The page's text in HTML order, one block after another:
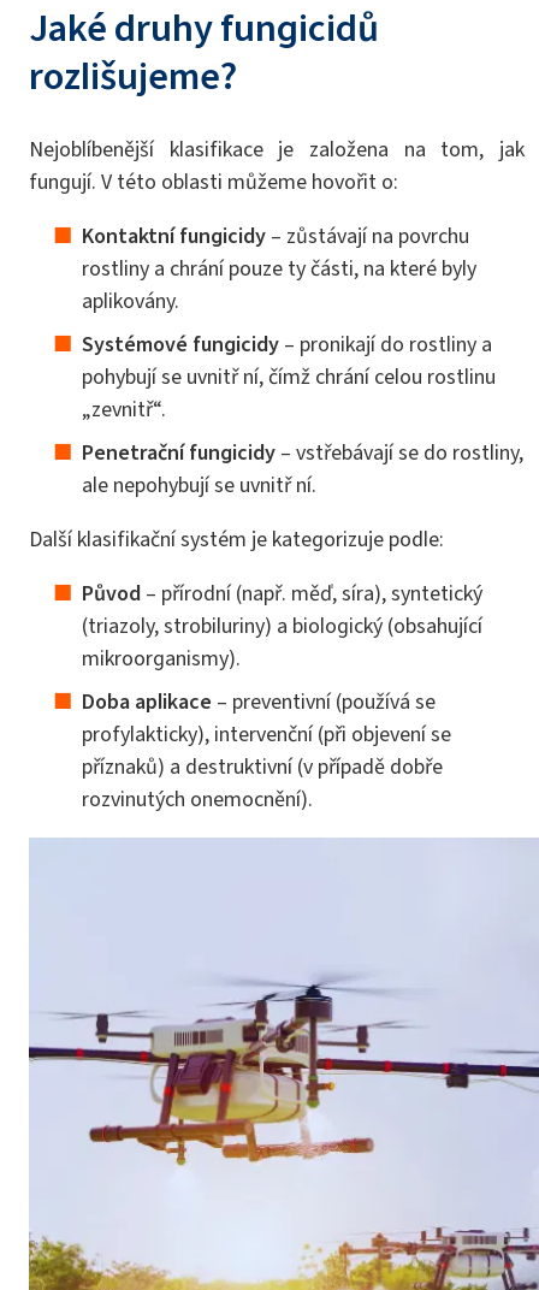
Jaké druhy fungicidů
rozlišujeme?
Nejoblíbenější klasifikace je založena na tom, jak
fungují. V této oblasti můžeme hovořit o:
Kontaktní fungicidy – zůstávají na povrchu
rostliny a chrání pouze ty části, na které byly
aplikovány.
Systémové fungicidy – pronikají do rostliny a
pohybují se uvnitř ní, čímž chrání celou rostlinu
„zevnitř“.
Penetrační fungicidy – vstřebávají se do rostliny,
ale nepohybují se uvnitř ní.
Další klasifikační systém je kategorizuje podle:
Původ – přírodní (např. měď, síra), syntetický
(triazoly, strobiluriny) a biologický (obsahující
mikroorganismy).
Doba aplikace – preventivní (používá se
profylakticky), intervenční (při objevení se
příznaků) a destruktivní (v případě dobře
rozvinutých onemocnění).